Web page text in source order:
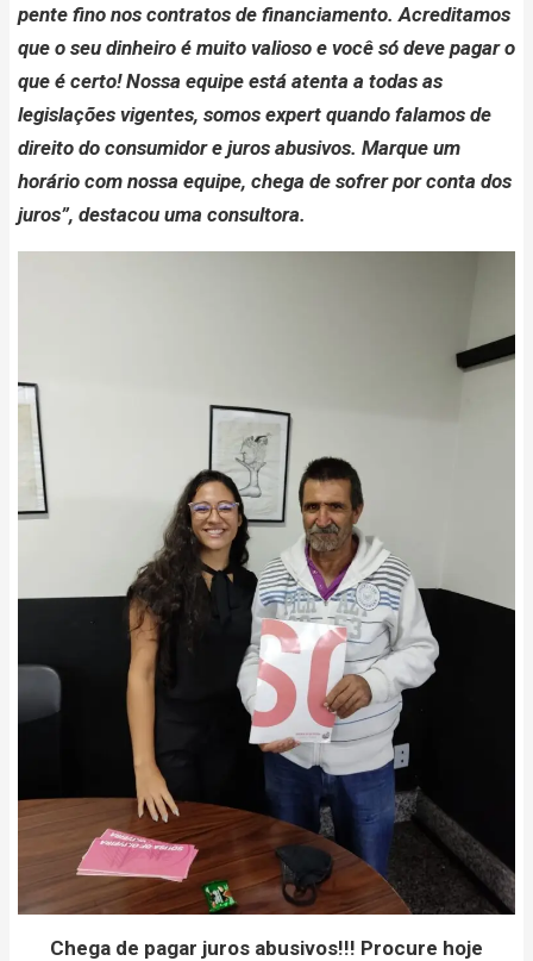
pente fino nos contratos de financiamento. Acreditamos
que o seu dinheiro é muito valioso e você só deve pagar o
que é certo! Nossa equipe está atenta a todas as
legislações vigentes, somos expert quando falamos de
direito do consumidor e juros abusivos. Marque um
horário com nossa equipe, chega de sofrer por conta dos
juros”, destacou uma consultora.
Chega de pagar juros abusivos!!! Procure hoje